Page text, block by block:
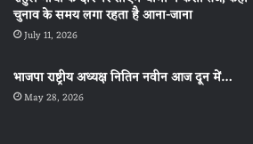
चुनाव के समय लगा रहता है आना-जाना
July 11, 2026
भाजपा राष्ट्रीय अध्यक्ष नितिन नवीन आज दून में…
May 28, 2026